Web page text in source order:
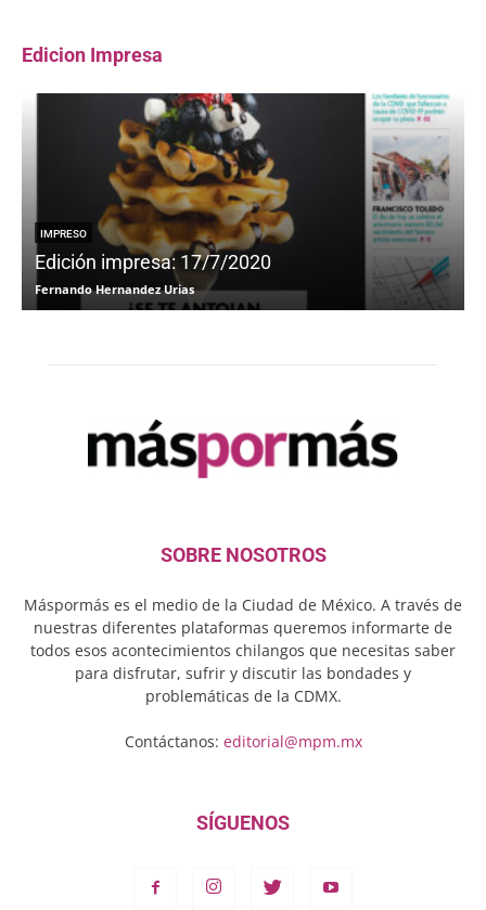
Edicion Impresa
IMPRESO
Edición impresa: 17/7/2020
Fernando Hernandez Urias
SOBRE NOSOTROS
Máspormás es el medio de la Ciudad de México. A través de
nuestras diferentes plataformas queremos informarte de
todos esos acontecimientos chilangos que necesitas saber
para disfrutar, sufrir y discutir las bondades y
problemáticas de la CDMX.
Contáctanos: editorial@mpm.mx
SÍGUENOS